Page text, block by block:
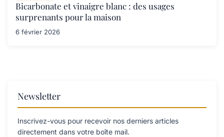
Bicarbonate et vinaigre blanc : des usages
surprenants pour la maison
6 février 2026
Newsletter
Inscrivez-vous pour recevoir nos derniers articles
directement dans votre boîte mail.